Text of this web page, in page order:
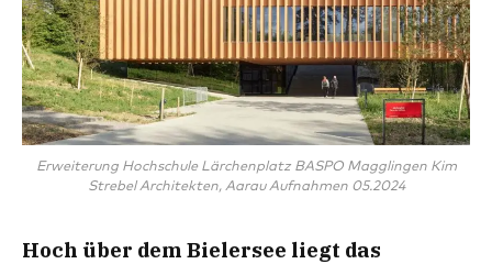
Erweiterung Hochschule Lärchenplatz BASPO Magglingen Kim
Strebel Architekten, Aarau Aufnahmen 05.2024
Hoch über dem Bielersee liegt das